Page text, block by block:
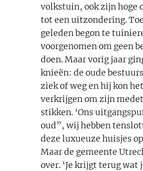
volkstuin, ook zijn hoge
tot een uitzondering.
geleden begon te
voorgenomen om geen
doen. Maar vorig jaar
knieën: de oude
ziek of weg en hij kon
verkrijgen om zijn
stikken. ‘Ons
oud”, wij hebben
deze luxueuze huisjes
Maar de gemeente
over. ‘Je krijgt terug wat